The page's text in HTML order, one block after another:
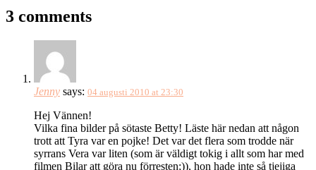
3 comments
Jenny says: 04 augusti 2010 at 23:30
Hej Vännen!
Vilka fina bilder på sötaste Betty! Läste här nedan att någon
trott att Tyra var en pojke! Det var det flera som trodde när
syrrans Vera var liten (som är väldigt tokig i allt som har med
filmen Bilar att göra nu förresten;)), hon hade inte så tjejiga